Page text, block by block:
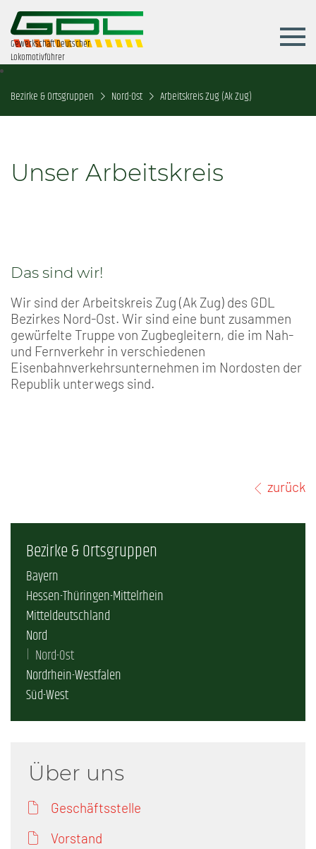
Gewerkschaft Deutscher
Lokomotivführer
Bezirke & Ortsgruppen Nord-Ost Arbeitskreis Zug (Ak Zug)
Unser Arbeitskreis
Das sind wir!
Wir sind der Arbeitskreis Zug (Ak Zug) des GDL
Bezirkes Nord-Ost. Wir sind eine bunt zusammen
gewürfelte Truppe von Zugbegleitern, die im Nah-
und Fernverkehr in verschiedenen
Eisenbahnverkehrsunternehmen im Nordosten der
Republik unterwegs sind.
zurück
Bezirke & Ortsgruppen
Bayern
Hessen-Thüringen-Mittelrhein
Mitteldeutschland
Nord
Nord-Ost
Nordrhein-Westfalen
Süd-West
Über uns
Geschäftsstelle
Vorstand